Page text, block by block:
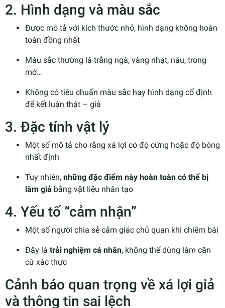
2. Hình dạng và màu sắc
Được mô tả với kích thước nhỏ, hình dạng không hoàn
toàn đồng nhất
Màu sắc thường là trắng ngà, vàng nhạt, nâu, trong
mờ…
Không có tiêu chuẩn màu sắc hay hình dạng cố định
để kết luận thật – giả
3. Đặc tính vật lý
Một số mô tả cho rằng xá lợi có độ cứng hoặc độ bóng
nhất định
Tuy nhiên, những đặc điểm này hoàn toàn có thể bị
làm giả bằng vật liệu nhân tạo
4. Yếu tố “cảm nhận”
Một số người chia sẻ cảm giác chủ quan khi chiêm bái
Đây là trải nghiệm cá nhân, không thể dùng làm căn
cứ xác thực
Cảnh báo quan trọng về xá lợi giả
và thông tin sai lệch